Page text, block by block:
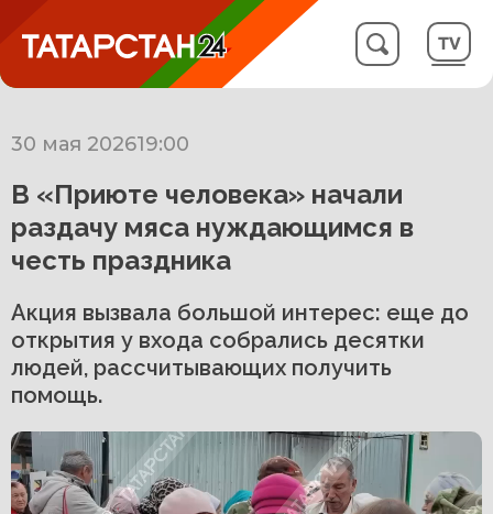
30 мая 202619:00
В «Приюте человека» начали
раздачу мяса нуждающимся в
честь праздника
Акция вызвала большой интерес: еще до
открытия у входа собрались десятки
людей, рассчитывающих получить
помощь.